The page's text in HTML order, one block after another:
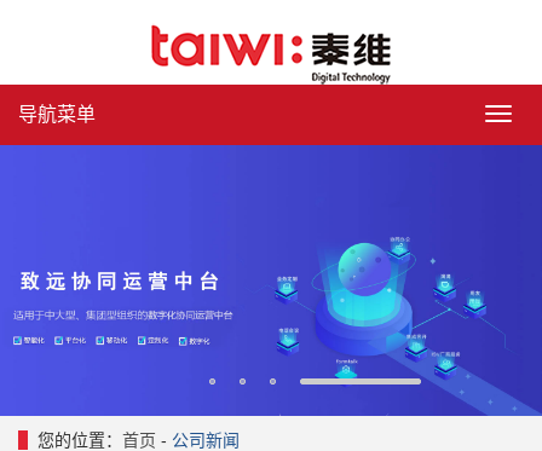
导
导航菜单
您的位置： 首页 - 公司新闻